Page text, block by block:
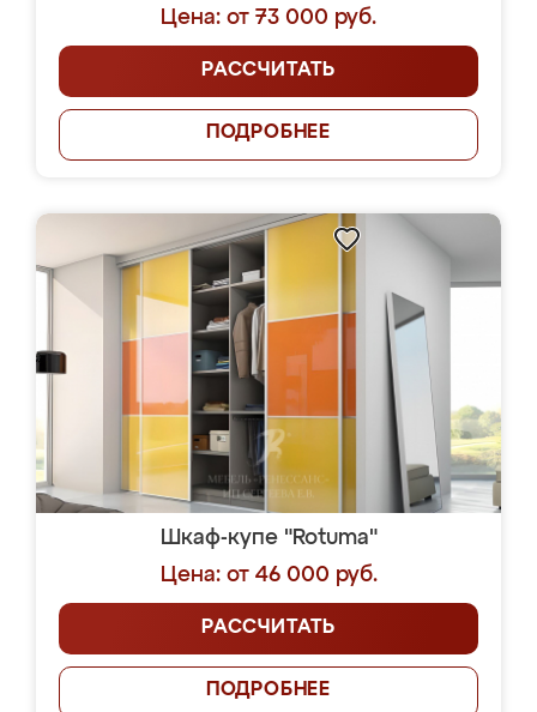
Цена: от 73 000 руб.
РАССЧИТАТЬ
ПОДРОБНЕЕ
Шкаф-купе "Rotuma"
Цена: от 46 000 руб.
РАССЧИТАТЬ
ПОДРОБНЕЕ